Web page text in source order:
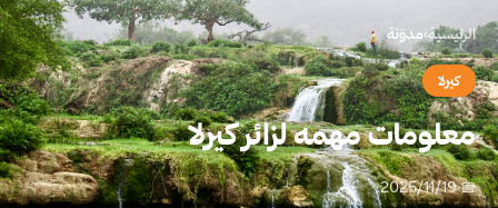
الرئيسية›مدوّنة
كيرلا
معلومات مهمه لزائر كيرلا
📅 2025/11/19